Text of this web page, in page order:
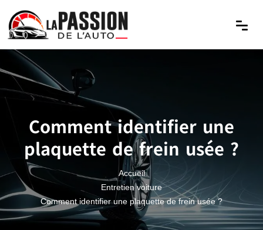
Comment identifier une
plaquette de frein usée ?
Accueil
Entretien voiture
Comment identifier une plaquette de frein usée ?